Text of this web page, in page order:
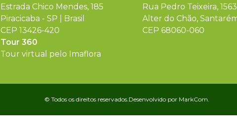
Estrada Chico Mendes, 185
Piracicaba - SP | Brasil
CEP 13426-420
Tour 360
Tour virtual pelo Imaflora
Rua Pedro Teixeira, 1563
Alter do Chão,
CEP 68060-060
© Todos os direitos reservados.Desenvolvido por MarkCom.